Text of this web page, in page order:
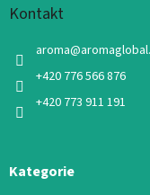
Kontakt
aroma@
+420 776 566 876
+420 773 911 191
Kategorie